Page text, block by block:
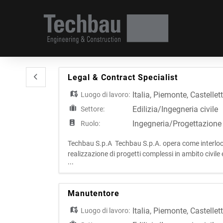
Legal & Contract Specialist
Luogo di lavoro: Italia, Piemonte,
Settore: Edilizia/Ingegneria civile
Ruolo: Ingegneria/Progettazione
Techbau S.p.A Techbau S.p.A. opera come
realizzazione di progetti complessi in ambito
riunisce progettazione, sviluppo e costruzione,
...
Manutentore
Luogo di lavoro: Italia, Piemonte,